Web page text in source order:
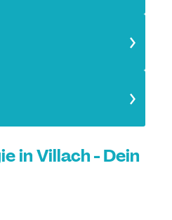
in Villach - Dein